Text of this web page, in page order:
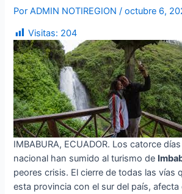
PorADMIN NOTIREGION/octubre 6,
Visitas: 204
IMBABURA, ECUADOR. Los catorce
nacional han sumido al turismo de
peores crisis. El cierre de todas las vías
esta provincia con el sur del país, afecta